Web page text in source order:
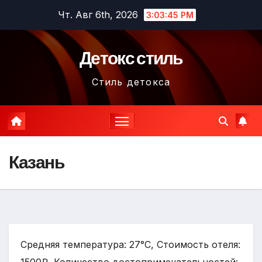
содержимому
Чт. Авг 6th, 2026 3:03:46 PM
Детокс стиль
Стиль детокса
Казань
Средняя температура: 27°C, Стоимость отеля: